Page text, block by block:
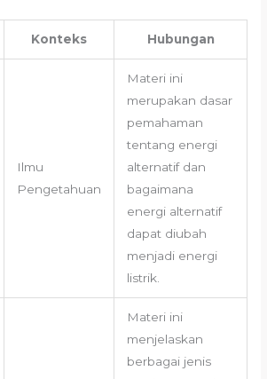
Konteks Hubungan
Ilmu
Pengetahuan
Materi ini
merupakan dasar
pemahaman
tentang energi
alternatif dan
bagaimana
energi alternatif
dapat diubah
menjadi energi
listrik.
Materi ini
menjelaskan
berbagai jenis